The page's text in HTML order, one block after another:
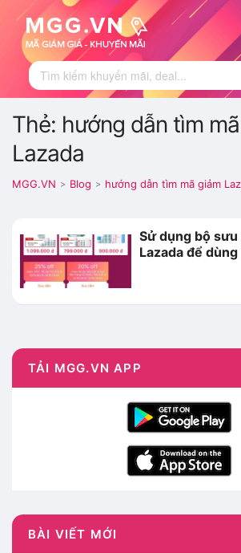
Thẻ: hướng dẫn tìm
Lazada
MGG.VN > Blog > hướng dẫn tìm mã giảm
Sử dụng bộ
Lazada để
TẢI MGG.VN APP
BÀI VIẾT MỚI